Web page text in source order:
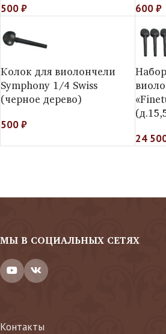
500₽ 600₽
Колок для виолончели
Symphony 1/4 Swiss
(черное дерево)
500₽
24
МЫ В СОЦИАЛЬНЫХ СЕТЯХ
Контакты